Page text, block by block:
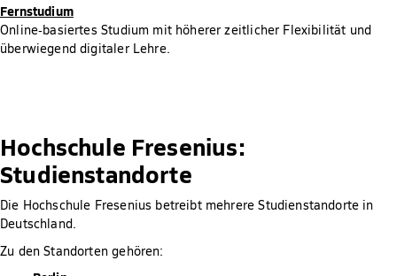
Fernstudium
Online‑basiertes Studium mit höherer zeitlicher Flexibilität und
überwiegend digitaler Lehre.
Hochschule Fresenius:
Studienstandorte
Die Hochschule Fresenius betreibt mehrere Studienstandorte in
Deutschland.
Zu den Standorten gehören: